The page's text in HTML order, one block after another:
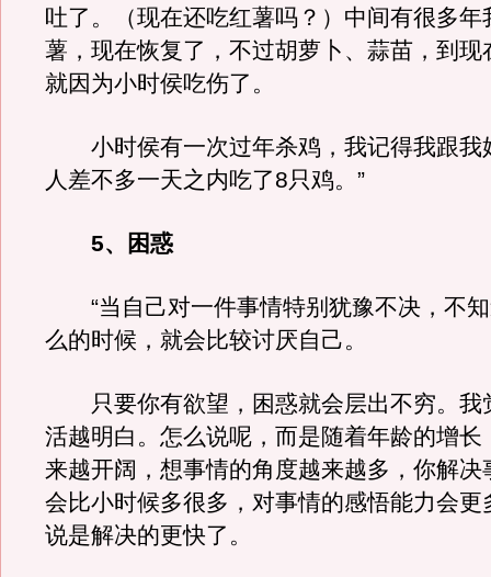
吐了。（现在还吃红薯吗？）中间有很多年
薯，现在恢复了，不过胡萝卜、蒜苗，到现
就因为小时侯吃伤了。
小时侯有一次过年杀鸡，我记得我跟我
人差不多一天之内吃了8只鸡。”
5、困惑
“当自己对一件事情特别犹豫不决，不知
么的时候，就会比较讨厌自己。
只要你有欲望，困惑就会层出不穷。我
活越明白。怎么说呢，而是随着年龄的增长
来越开阔，想事情的角度越来越多，你解决
会比小时候多很多，对事情的感悟能力会更
说是解决的更快了。